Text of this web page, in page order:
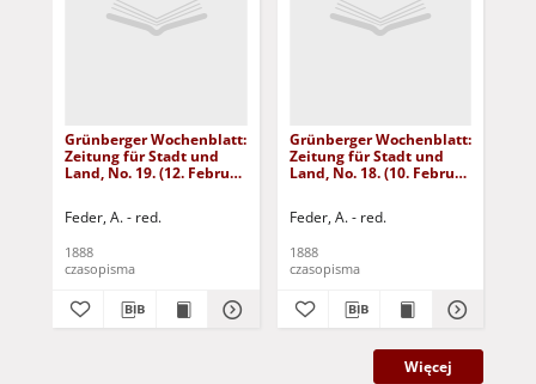
Grünberger Wochenblatt:
Zeitung für Stadt und
Land, No. 19. (12. Februar
Feder, A. - red.
1888
czasopisma
Grünberger Wochenblatt:
Zeitung für Stadt und
Land, No. 18. (10. Februar
Feder, A. - red.
1888
czasopisma
Więcej